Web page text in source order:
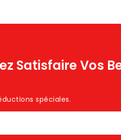
Satisfaire Vos
spéciales.